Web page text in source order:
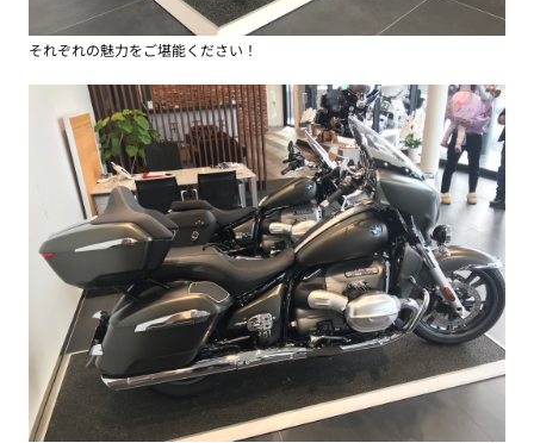
それぞれの魅力をご堪能ください！